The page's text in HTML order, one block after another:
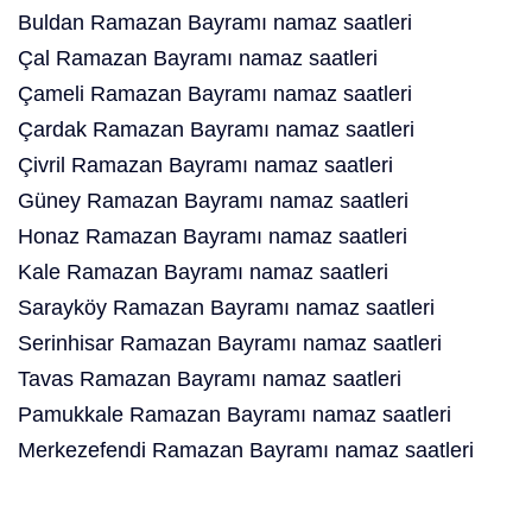
Buldan Ramazan Bayramı namaz saatleri
Çal Ramazan Bayramı namaz saatleri
Çameli Ramazan Bayramı namaz saatleri
Çardak Ramazan Bayramı namaz saatleri
Çivril Ramazan Bayramı namaz saatleri
Güney Ramazan Bayramı namaz saatleri
Honaz Ramazan Bayramı namaz saatleri
Kale Ramazan Bayramı namaz saatleri
Sarayköy Ramazan Bayramı namaz saatleri
Serinhisar Ramazan Bayramı namaz saatleri
Tavas Ramazan Bayramı namaz saatleri
Pamukkale Ramazan Bayramı namaz saatleri
Merkezefendi Ramazan Bayramı namaz saatleri